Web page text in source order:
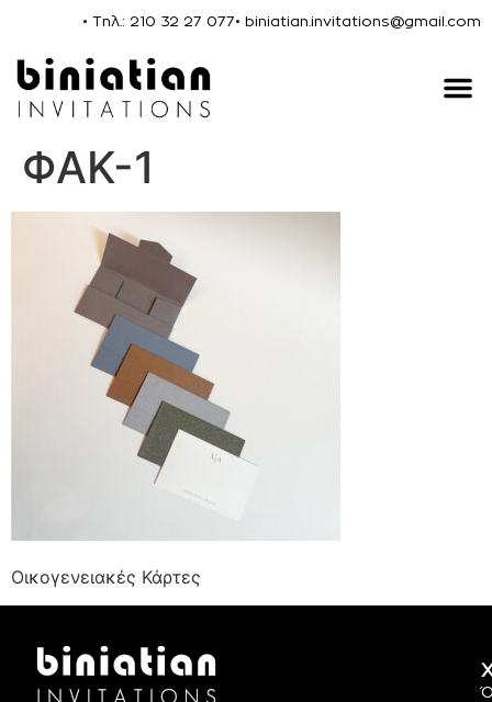
• Τηλ.: 210 32 27 077• biniatian.invitations@gmail.com
ΦΑΚ-1
Οικογενειακές Κάρτες